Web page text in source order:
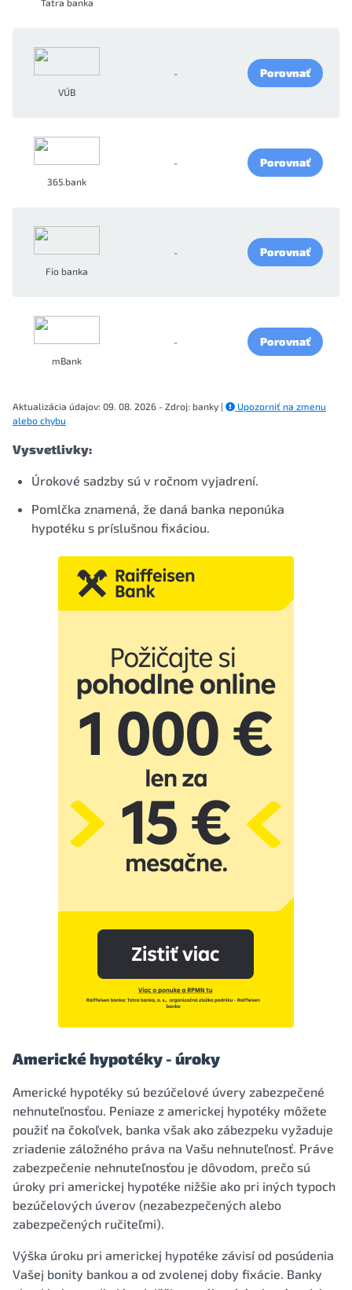
Tatra banka
VÚB
- Porovnať
365.bank
- Porovnať
Fio banka
- Porovnať
mBank
- Porovnať
Aktualizácia údajov: 09. 08. 2026 - Zdroj: banky |
Upozorniť na zmenu
alebo chybu
Vysvetlivky:
Úrokové sadzby sú v ročnom vyjadrení.
Pomlčka znamená, že daná banka neponúka
hypotéku s príslušnou fixáciou.
Americké hypotéky - úroky
Americké hypotéky sú bezúčelové úvery zabezpečené
nehnuteľnosťou. Peniaze z americkej hypotéky môžete
použiť na čokoľvek, banka však ako zábezpeku vyžaduje
zriadenie záložného práva na Vašu nehnuteľnosť. Práve
zabezpečenie nehnuteľnosťou je dôvodom, prečo sú
úroky pri americkej hypotéke nižšie ako pri iných typoch
bezúčelových úverov (nezabezpečených alebo
zabezpečených ručiteľmi).
Výška úroku pri americkej hypotéke závisí od posúdenia
Vašej bonity bankou a od zvolenej doby fixácie. Banky